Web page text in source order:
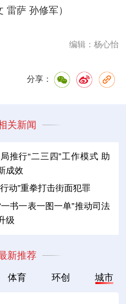
雷萨 孙修军）
编辑：杨心怡
分享：
关新闻
推行“二三四”工作模式 助
成效
动”重拳打击街面犯罪
书一表一图一单”推动司法
级
新推荐
体育 环创 城市